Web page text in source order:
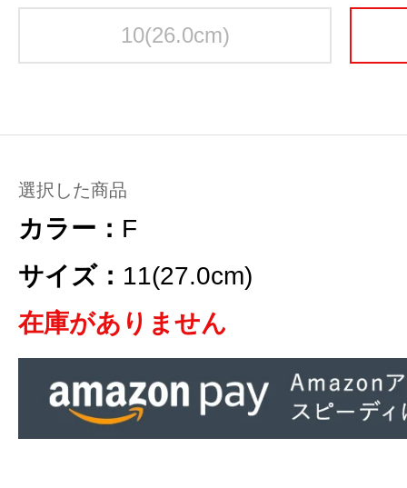
10(26.0cm)
選択した商品
カラー： F
サイズ： 11(27.0cm)
在庫がありません